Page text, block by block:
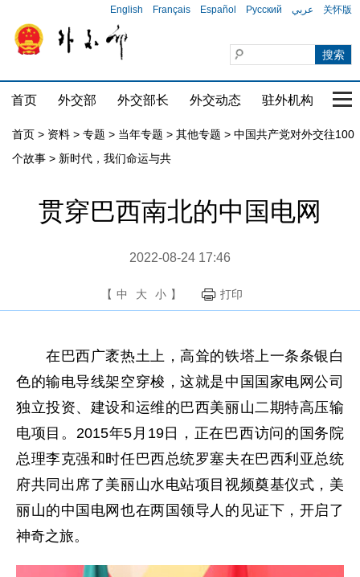
English Français Español Русский عربي 关怀版
首页 外交部 外交部长 外交动态 驻外机构 国
首页 > 资料 > 专题 > 当年专题 > 其他专题 > 中国共产党对外交往100
个故事 > 新时代，我们命运与共
贯穿巴西南北的中国电网
2022-08-24 17:46
【 中 大 小 】 打印
在巴西广袤热土上，高耸的铁塔上一条条银白
色的输电导线架空穿梭，这就是中国国家电网公司
独立投资、建设和运维的巴西美丽山二期特高压输
电项目。2015年5月19日，正在巴西访问的国务院
总理李克强和时任巴西总统罗塞夫在巴西利亚总统
府共同出席了美丽山水电站项目视频奠基仪式，美
丽山的中国电网也在两国领导人的见证下，开启了
神奇之旅。